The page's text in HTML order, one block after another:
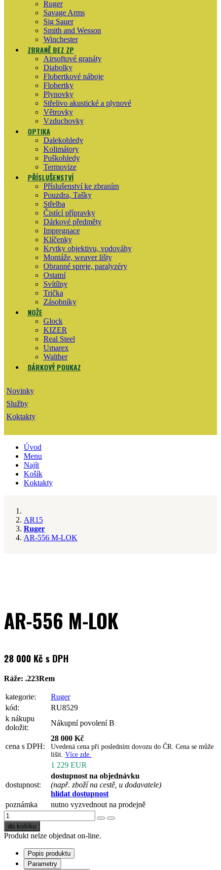
Ruger
Savage Arms
Sig Sauer
Smith and Wesson
Winchester
ZBRANĚ BEZ ZP
Airsoftové granáty
Diabolky
Flobertkové náboje
Flobertky
Plynovky
Střelivo akustické a plynové
Větrovky
Vzduchovky
OPTIKA
Dalekohledy
Kolimátory
Puškohledy
Termovize
PŘÍSLUŠENSTVÍ
Příslušenství ke zbraním
Pouzdra, Tašky
Střelba
Čistící přípravky
Dárkové předměty
Impregnace
Klíčenky
Krytky objektivu, vodováhy
Montáže, weaver lišty
Obranné spreje, paralyzéry
Ostatní
Svítílny
Trička
Zásobníky
NOŽE
Glock
KIZER
Real Steel
Umarex
Walther
DÁRKOVÝ POUKAZ
Novinky
Služby
Koktakty
Úvod
Menu
Najít
Košík
Koktakty
AR15
Ruger
AR-556 M-LOK
AR-556 M-LOK
28 000 Kč s DPH
Ráže: .223Rem
kategorie:
Ruger
kód:
RU8529
k nákupu
doložit:
Nákupní povolení B
cena s DPH:
28 000 Kč
Uvedená cena při posledním dovozu do ČR. Cena se může
lišit. Více zde.
1 229 EUR
dostupnost:
dostupnost na objednávku
(např. zboží na cestě, u dodavatele)
hlídat dostupnost
poznámka
nutno vyzvednout na prodejně
do košíku
Produkt nelze objednat on-line.
Popis produktu
Parametry